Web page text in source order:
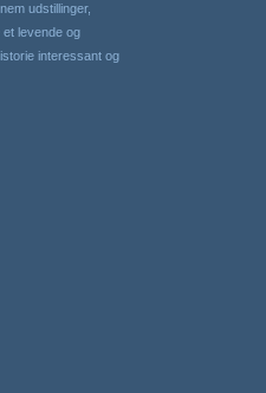
udstillinger,
levende og
interessant og